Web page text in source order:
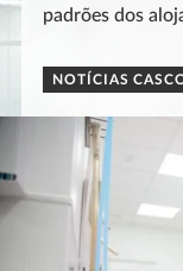
padrões dos
NOTÍCIAS